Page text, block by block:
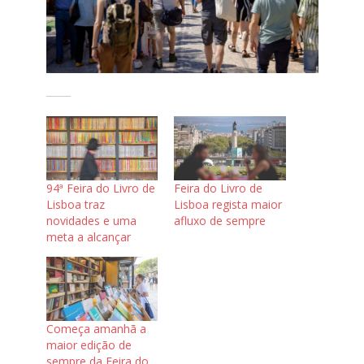
94ª Feira do Livro de
Lisboa traz
novidades e uma
meta a alcançar
Feira do Livro de
Lisboa regista maior
afluxo de sempre
Começa amanhã a
maior edição de
sempre da Feira do